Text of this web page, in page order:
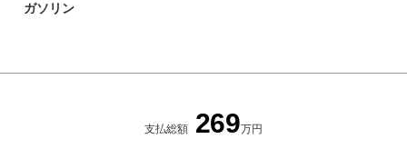
ガソリン
支払総額 269万円